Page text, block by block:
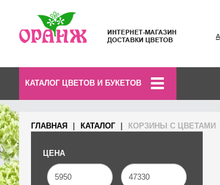
КАТАЛОГ ЦВЕТОВ И БУКЕТОВ
ГЛАВНАЯ КАТАЛОГ КОРЗИНЫ С ЦВЕТАМИ
ЦЕНА